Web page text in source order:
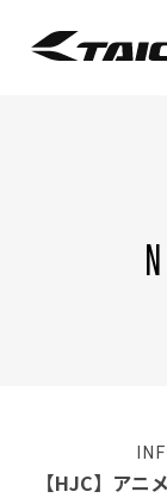
【HJC】アニ